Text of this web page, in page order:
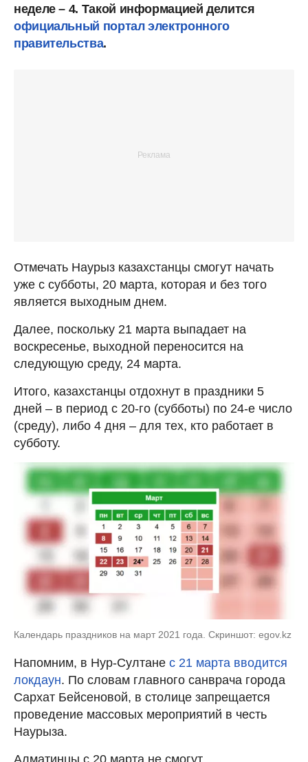
неделе – 4. Такой информацией делится
официальный портал электронного
правительства.
Отмечать Наурыз казахстанцы смогут начать
уже с субботы, 20 марта, которая и без того
является выходным днем.
Далее, поскольку 21 марта выпадает на
воскресенье, выходной переносится на
следующую среду, 24 марта.
Итого, казахстанцы отдохнут в праздники 5
дней – в период с 20-го (субботы) по 24-е число
(среду), либо 4 дня – для тех, кто работает в
субботу.
Календарь праздников на март 2021 года. Скриншот: egov.kz
Напомним, в Нур-Султане с 21 марта вводится
локдаун. По словам главного санврача города
Сархат Бейсеновой, в столице запрещается
проведение массовых мероприятий в честь
Наурыза.